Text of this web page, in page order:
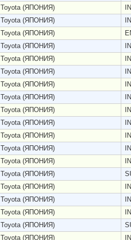
Toyota (ЯПОНИЯ)
Toyota (ЯПОНИЯ)
Toyota (ЯПОНИЯ)
Toyota (ЯПОНИЯ)
Toyota (ЯПОНИЯ)
Toyota (ЯПОНИЯ)
Toyota (ЯПОНИЯ)
Toyota (ЯПОНИЯ)
Toyota (ЯПОНИЯ)
Toyota (ЯПОНИЯ)
Toyota (ЯПОНИЯ)
Toyota (ЯПОНИЯ)
Toyota (ЯПОНИЯ)
Toyota (ЯПОНИЯ)
Toyota (ЯПОНИЯ)
Toyota (ЯПОНИЯ)
Toyota (ЯПОНИЯ)
Toyota (ЯПОНИЯ)
Toyota (ЯПОНИЯ)